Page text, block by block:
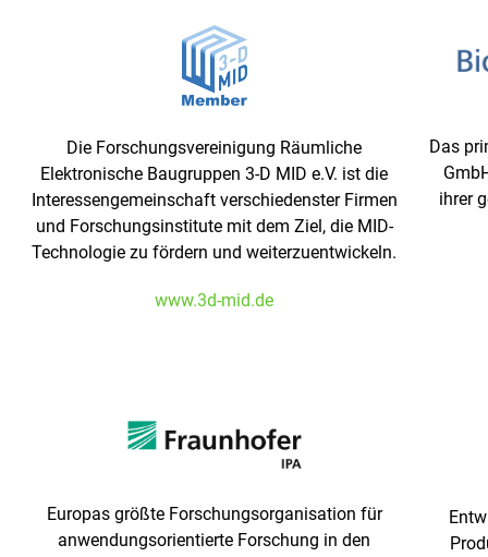
Die Forschungsvereinigung Räumliche
Elektronische Baugruppen 3-D MID e.V. ist die
Interessengemeinschaft verschiedenster Firmen
und Forschungsinstitute mit dem Ziel, die MID-
Technologie zu fördern und weiterzuentwickeln.
www.3d-mid.de
Das
ihrer
Europas größte Forschungsorganisation für
anwendungsorientierte Forschung in den